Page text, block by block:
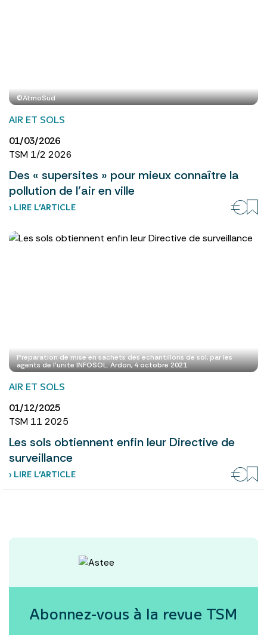
©AtmoSud
AIR ET SOLS
01/03/2026
TSM 1/2 2026
Des « supersites » pour mieux connaître la
pollution de l’air en ville
› LIRE L’ARTICLE
Preparation de mise en sachets des echantillons de sol, par les
agents de l'unite INFOSOL. Ardon, 4 octobre 2021.
AIR ET SOLS
01/12/2025
TSM 11 2025
Les sols obtiennent enfin leur Directive de
surveillance
› LIRE L’ARTICLE
Abonnez-vous à la revue TSM